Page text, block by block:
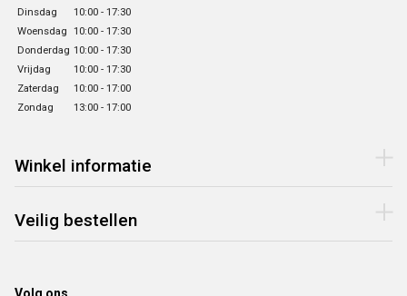
Dinsdag
10:00 - 17:30
Woensdag 10:00 - 17:30
Donderdag 10:00 - 17:30
Vrijdag
10:00 - 17:30
Zaterdag
10:00 - 17:00
Zondag
13:00 - 17:00
Winkel informatie
Veilig bestellen
Volg ons